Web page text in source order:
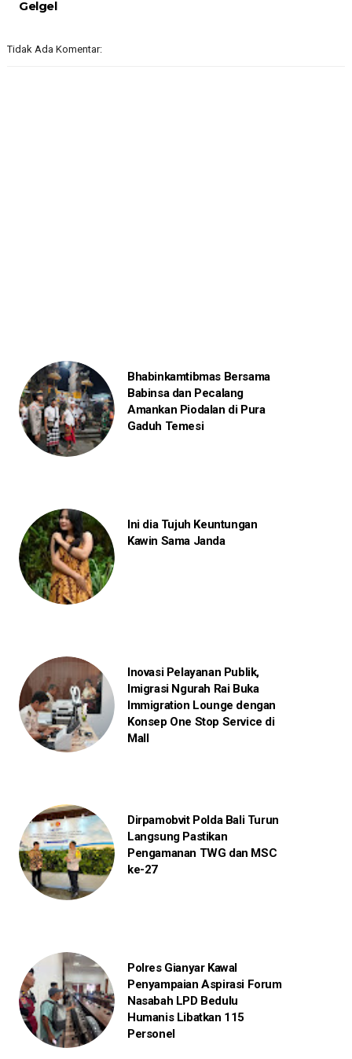
Gelgel
Tidak Ada Komentar:
Bhabinkamtibmas Bersama
Babinsa dan Pecalang
Amankan Piodalan di Pura
Gaduh Temesi
Ini dia Tujuh Keuntungan
Kawin Sama Janda
Inovasi Pelayanan Publik,
Imigrasi Ngurah Rai Buka
Immigration Lounge dengan
Konsep One Stop Service di
Mall
Dirpamobvit Polda Bali Turun
Langsung Pastikan
Pengamanan TWG dan MSC
ke-27
Polres Gianyar Kawal
Penyampaian Aspirasi Forum
Nasabah LPD Bedulu
Humanis Libatkan 115
Personel